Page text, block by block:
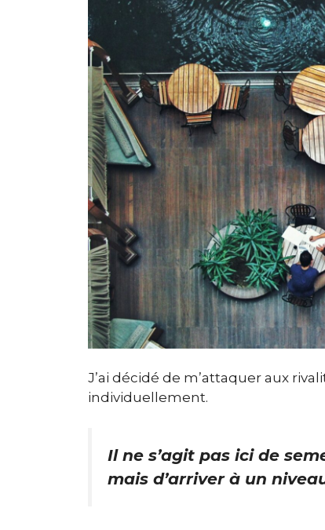
J’ai décidé de m’attaquer aux
individuellement.
Il ne s’agit pas ici de
mais d’arriver à un